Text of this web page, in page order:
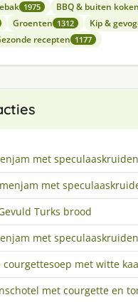
1975 BBQ & buiten koken
Groenten 1312 Kip &
recepten 1177
met speculaaskruiden
met
Turks brood
met speculaaskruiden
courgettesoep met witte
met courgette en